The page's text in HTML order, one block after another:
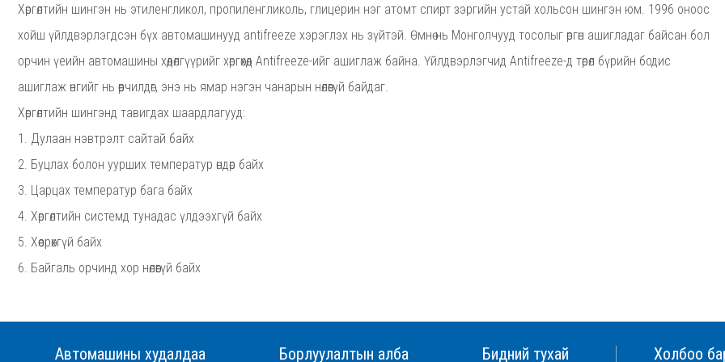
Хөргөлтийн шингэн нь этиленгликол, пропиленгликоль, глицерин нэг атомт спирт зэргийн устай хольсон шингэн юм. 1996 оноос
хойш үйлдвэрлэгдсэн бүх автомашинууд antifreeze хэрэглэх нь зүйтэй. Өмнө нь Монголчууд тосолыг өргөн ашигладаг байсан бол
орчин үеийн автомашины хөдөлгүүрийг хөргөхөд Antifreeze-ийг ашиглаж байна. Үйлдвэрлэгчид Antifreeze-д төрөл бүрийн бодис
ашиглаж өнгийг нь өөрчилдөг, энэ нь ямар нэгэн чанарын нөлөөгүй байдаг.
Хөргөлтийн шингэнд тавигдах шаардлагууд:
1. Дулаан нэвтрэлт сайтай байх
2. Буцлах болон уурших температур өндөр байх
3. Царцах температур бага байх
4. Хөргөлтийн системд тунадас үлдээхгүй байх
5. Хөөсрөхгүй байх
6. Байгаль орчинд хор нөлөөгүй байх
Автомашины худалдаа Борлуулалтын алба Бидний тухай Холбоо